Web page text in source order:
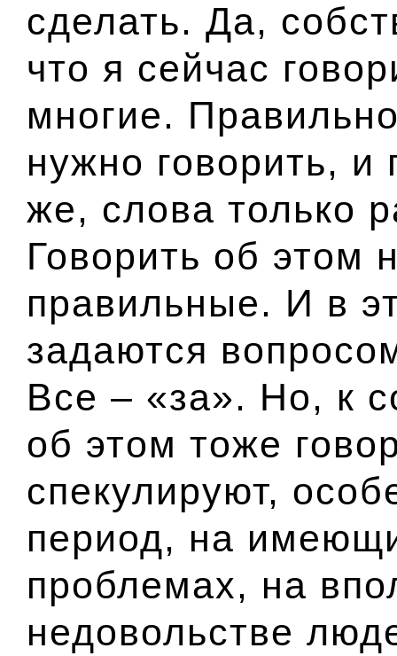
сделать. Да,
что я сейчас
многие.
нужно говорить,
же, слова только
Говорить об этом
правильные. И в
задаются
Все – «за». Но, к
об этом тоже
спекулируют,
период, на
проблемах, на
недовольстве